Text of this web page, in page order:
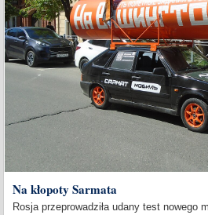
Na kłopoty Sarmata
Rosja przeprowadziła udany test nowego